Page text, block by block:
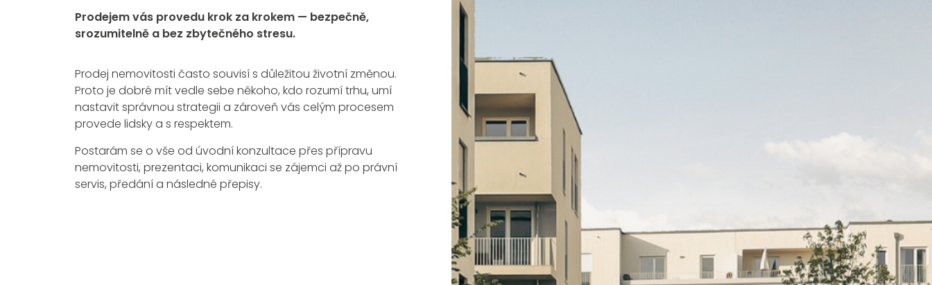
Prodejem vás provedu krok za krokem — bezpečně,
srozumitelně a bez zbytečného stresu.
Prodej nemovitosti často souvisí s důležitou životní změnou.
Proto je dobré mít vedle sebe někoho, kdo rozumí trhu, umí
nastavit správnou strategii a zároveň vás celým procesem
provede lidsky a s respektem.
Postarám se o vše od úvodní konzultace přes přípravu
nemovitosti, prezentaci, komunikaci se zájemci až po právní
servis, předání a následné přepisy.